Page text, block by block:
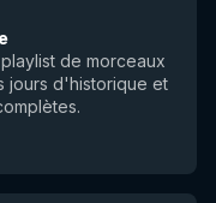
de morceaux
jours d'historique et